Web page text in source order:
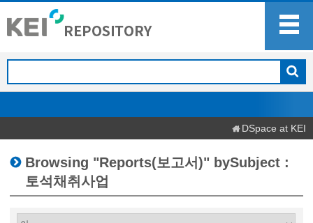
DSpace at KEI
Browsing "Reports(보고서)" bySubject :
토석채취사업